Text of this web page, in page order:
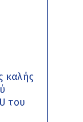
καλής
του